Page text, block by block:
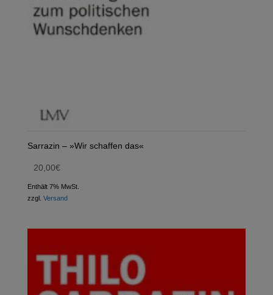
Sarrazin – »Wir schaffen das«
20,00€
Enthält 7% MwSt.
zzgl. Versand